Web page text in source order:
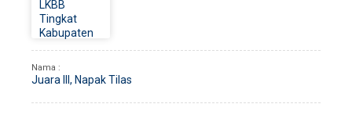
Nama :
Juara III, Napak Tilas